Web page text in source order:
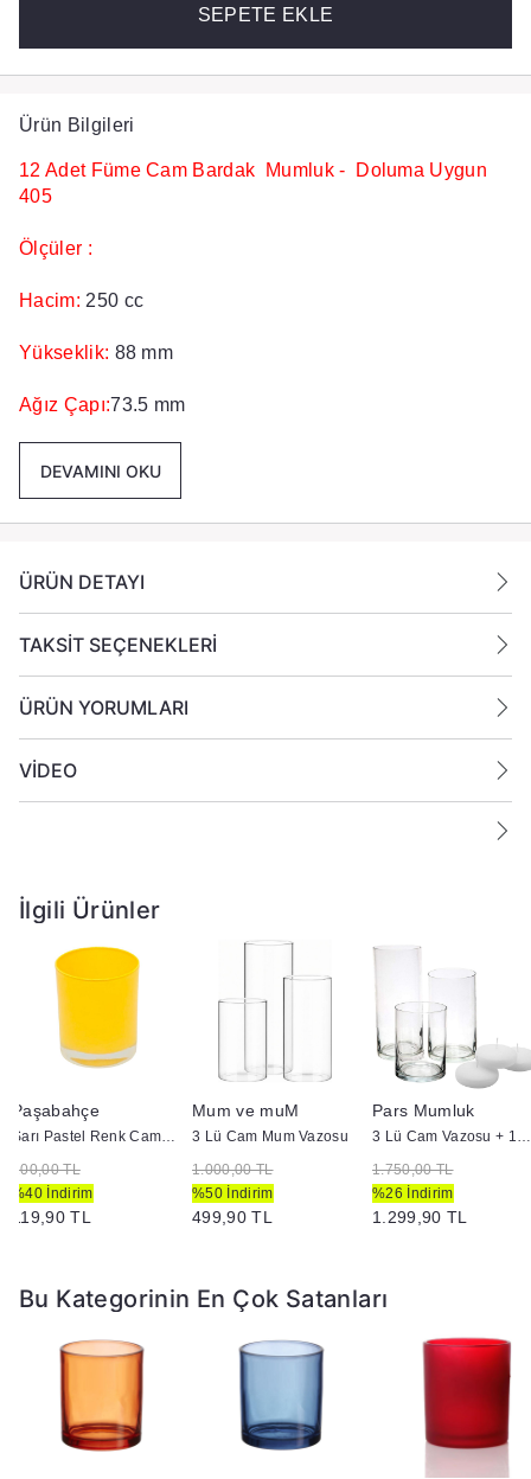
SEPETE EKLE
Ürün Bilgileri
12 Adet Füme Cam Bardak Mumluk - Doluma Uygun
405
Ölçüler :
Hacim: 250 cc
Yükseklik: 88 mm
Ağız Çapı:73.5 mm
DEVAMINI OKU
ÜRÜN DETAYI
TAKSİT SEÇENEKLERİ
ÜRÜN YORUMLARI
VİDEO
İlgili Ürünler
Paşabahçe
Sarı Pastel Renk Cam Mumluk - İç Boyama - Doluma Uygun 403
200,00 TL
%40 İndirim
119,90 TL
Mum ve muM
3 Lü Cam Mum Vazosu
1.000,00 TL
%50 İndirim
499,90 TL
Pars Mumluk
3 Lü Cam Vazosu + 12 Adet Çap 7 Yüzen Mum
1.750,00 TL
%26 İndirim
1.299,90 TL
Bu Kategorinin En Çok Satanları